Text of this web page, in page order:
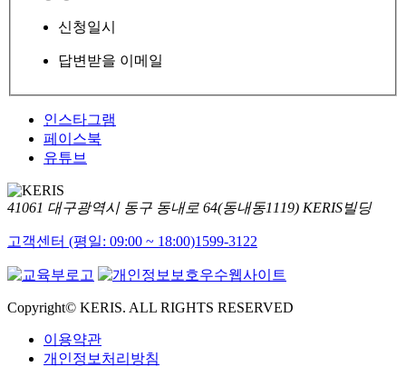
신청일시
답변받을 이메일
인스타그램
페이스북
유튜브
41061 대구광역시 동구 동내로 64(동내동1119) KERIS빌딩
고객센터 (평일: 09:00 ~ 18:00)1599-3122
Copyright© KERIS. ALL RIGHTS RESERVED
이용약관
개인정보처리방침